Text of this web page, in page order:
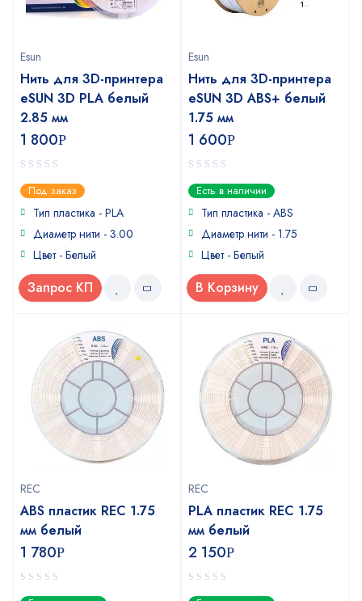
Esun
Нить для 3D-принтера
eSUN 3D PLA белый
2.85 мм
1 800Р
0
out
of
Под заказ
Тип пластика - PLA
Диаметр нити - 3.00
Цвет - Белый
Запрос КП
Esun
Нить для 3D-принтера
eSUN 3D ABS+ белый
1.75 мм
1 600Р
0
out
of
Есть в наличии
Тип пластика - ABS
Диаметр нити - 1.75
Цвет - Белый
В Корзину
REC
ABS пластик REC 1.75
мм белый
1 780Р
REC
PLA пластик REC 1.75
мм белый
2 150Р